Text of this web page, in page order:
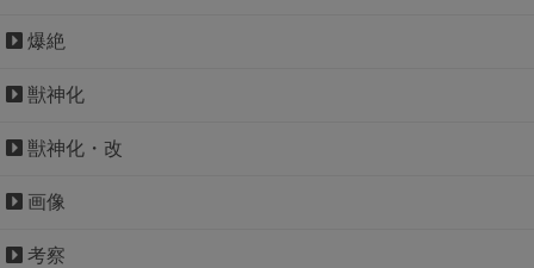
爆絶
獣神化
獣神化・改
画像
考察